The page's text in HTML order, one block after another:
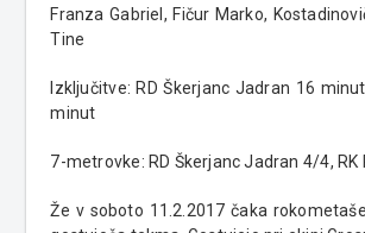
Franza Gabriel, Fičur Marko,
Tine
Izključitve: RD Škerjanc Jadran 16
minut
7-metrovke: RD Škerjanc Jadran 4/4,
Že v soboto 11.2.2017 čaka